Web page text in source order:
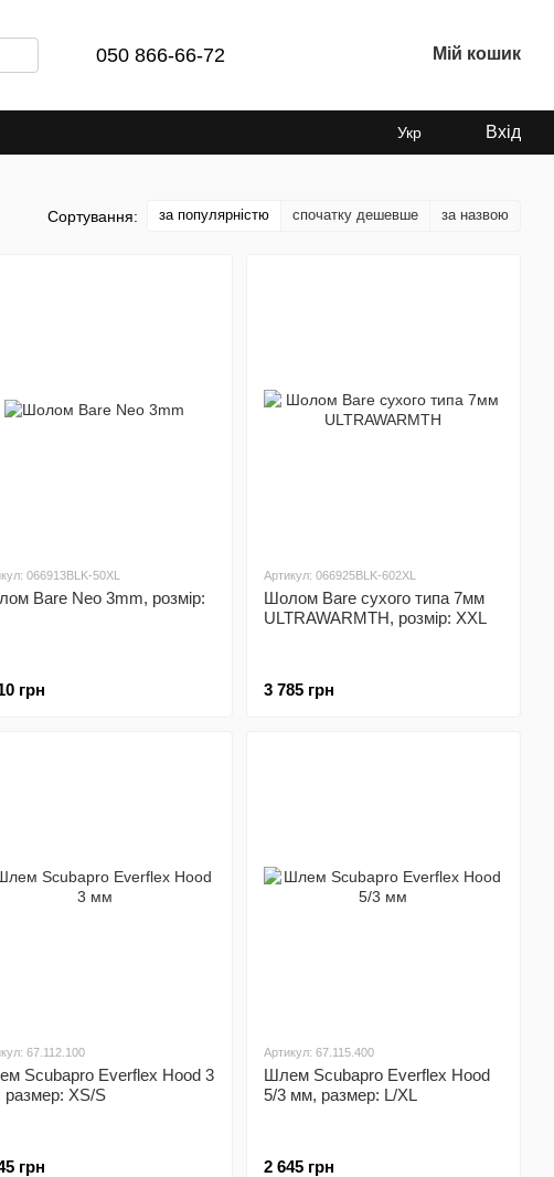
050 866-66-72 Мій кошик
Укр Вхід
Сортування: за популярністю спочатку дешевше за назвою
066913BLK-50XL
Bare Neo 3mm, розмір:
грн
Артикул: 066925BLK-602XL
Шолом Bare сухого типа 7мм
ULTRAWARMTH, розмір: XXL
3 785 грн
67.112.100
Scubapro Everflex Hood 3
размер: XS/S
грн
Артикул: 67.115.400
Шлем Scubapro Everflex Hood
5/3 мм, размер: L/XL
2 645 грн